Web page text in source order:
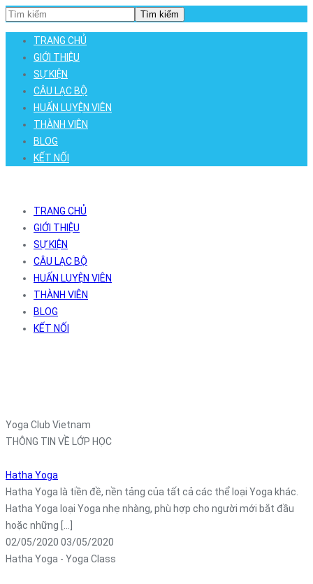
Tìm kiếm
TRANG CHỦ
GIỚI THIỆU
SỰ KIỆN
CÂU LẠC BỘ
HUẤN LUYỆN VIÊN
THÀNH VIÊN
BLOG
KẾT NỐI
TRANG CHỦ
GIỚI THIỆU
SỰ KIỆN
CÂU LẠC BỘ
HUẤN LUYỆN VIÊN
THÀNH VIÊN
BLOG
KẾT NỐI
Yoga Club Vietnam
THÔNG TIN VỀ LỚP HỌC
Hatha Yoga
Hatha Yoga là tiền đề, nền tảng của tất cả các thể loại Yoga khác.
Hatha Yoga loại Yoga nhẹ nhàng, phù hợp cho người mới bắt đầu
hoặc những [...]
02/05/2020 03/05/2020
Hatha Yoga - Yoga Class